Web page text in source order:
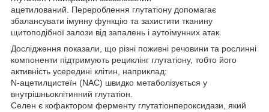
ацетилований. Перероблення глутатіону допомагає
збалансувати імунну функцію та захистити тканину
щитоподібної залози від запалень і аутоімунних атак.
Дослідження показали, що різні поживні речовини та рослинні
компоненти підтримують рециклінг глутатіону, тобто його
активність усередині клітин, наприклад:
N-ацетилцистеїн (NAC) швидко метаболізується у
внутрішньоклітинний глутатіон.
Селен є кофактором ферменту глутатіонпероксидази, який